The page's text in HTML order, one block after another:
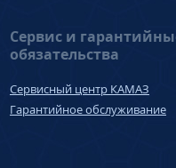
Сервис и
обязательства
Сервисный центр КАМАЗ
Гарантийное обслуживание